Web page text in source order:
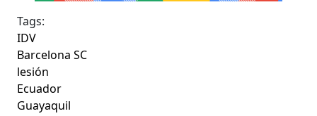
Tags:
IDV
Barcelona SC
lesión
Ecuador
Guayaquil